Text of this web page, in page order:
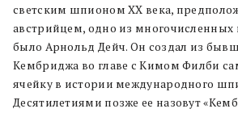
светским шпионом XX века,
австрийцем, одно из многочисленных
было Арнольд Дейч. Он создал из
Кембриджа во главе с Кимом Филби
ячейку в истории международного
Десятилетиями позже ее назовут